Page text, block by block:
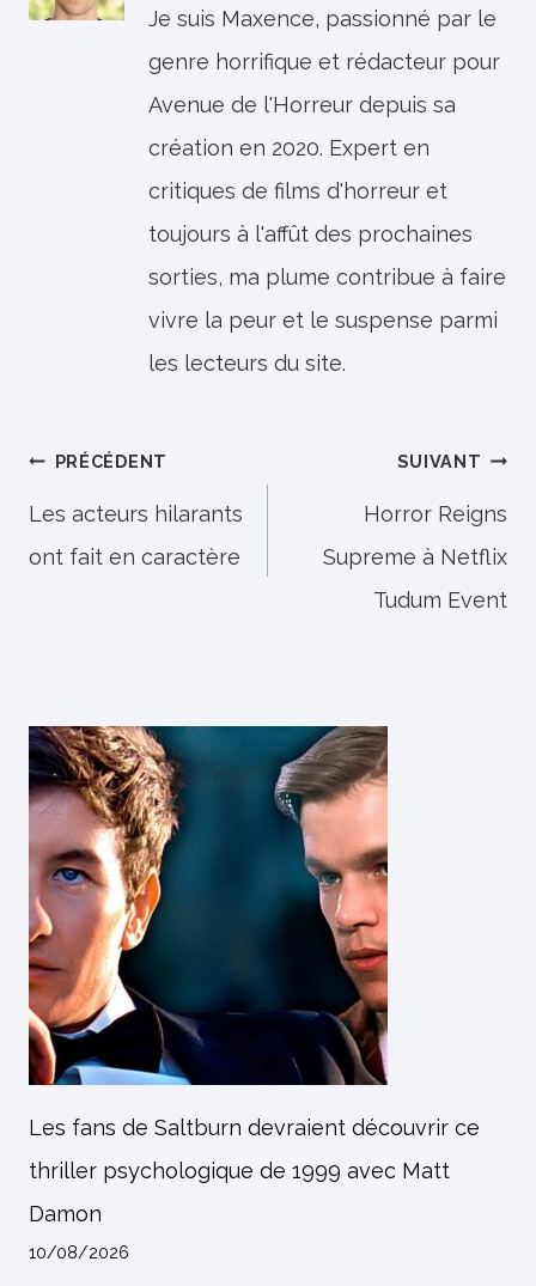
Je suis Maxence, passionné par le
genre horrifique et rédacteur pour
Avenue de l'Horreur depuis sa
création en 2020. Expert en
critiques de films d'horreur et
toujours à l'affût des prochaines
sorties, ma plume contribue à faire
vivre la peur et le suspense parmi
les lecteurs du site.
Navigation
de
l’article
PRÉCÉDENT
Les acteurs hilarants
ont fait en caractère
SUIVANT
Horror Reigns
Supreme à Netflix
Tudum Event
Les fans de Saltburn devraient découvrir ce
thriller psychologique de 1999 avec Matt
Damon
10/08/2026